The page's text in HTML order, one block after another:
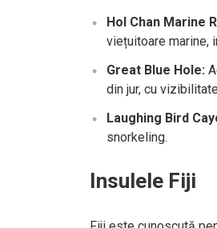
Hol Chan Marine
viețuitoare marine,
Great Blue Hole:
din jur, cu
Laughing Bird
snorkeling.
Insulele Fiji